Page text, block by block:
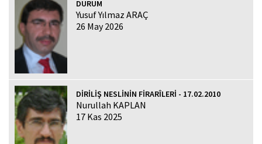
DURUM
Yusuf Yılmaz ARAÇ
26 May 2026
DİRİLİŞ NESLİNİN FİRARÎLERİ - 17.02.2010
Nurullah KAPLAN
17 Kas 2025